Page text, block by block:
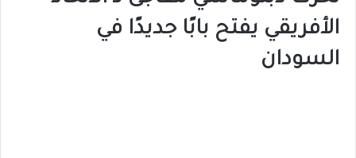
الأفريقي يفتح بابًا جديدًا في
السودان